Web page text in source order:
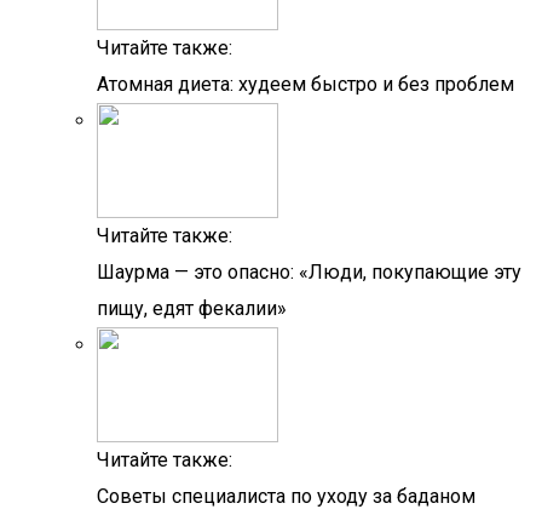
Читайте также:
Атомная диета: худеем быстро и без проблем
Читайте также:
Шаурма — это опасно: «Люди, покупающие эту
пищу, едят фекалии»
Читайте также:
Советы специалиста по уходу за баданом